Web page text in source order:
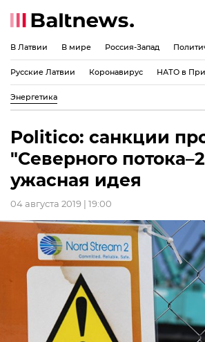
В Латвии В мире Россия-Запад
Русские Латвии Коронавирус НАТО в
Энергетика
Politico: санкции
"Северного
ужасная идея
04 августа 2019 | 19:00